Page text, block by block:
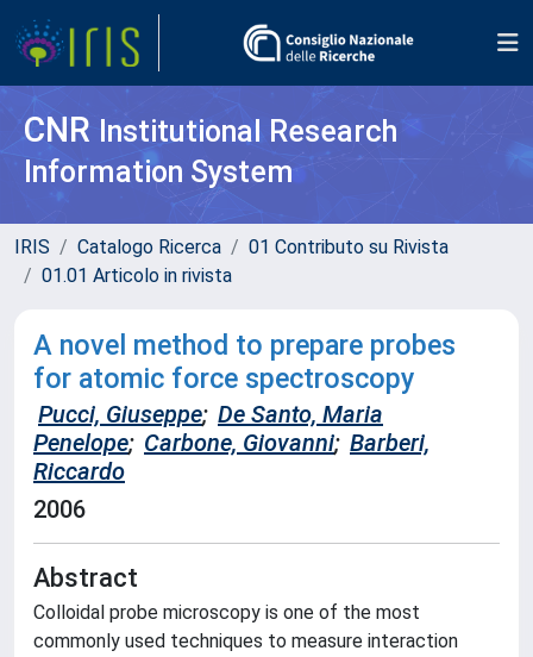
CNR Institutional Research
Information System
IRIS Catalogo Ricerca
01 Contributo su Rivista
01.01 Articolo in rivista
A novel method to prepare probes
for atomic force spectroscopy
Pucci, Giuseppe; De Santo, Maria
Penelope; Carbone, Giovanni; Barberi,
Riccardo
2006
Abstract
Colloidal probe microscopy is one of the most
commonly used techniques to measure interaction